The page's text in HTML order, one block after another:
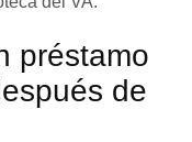
préstamo
de